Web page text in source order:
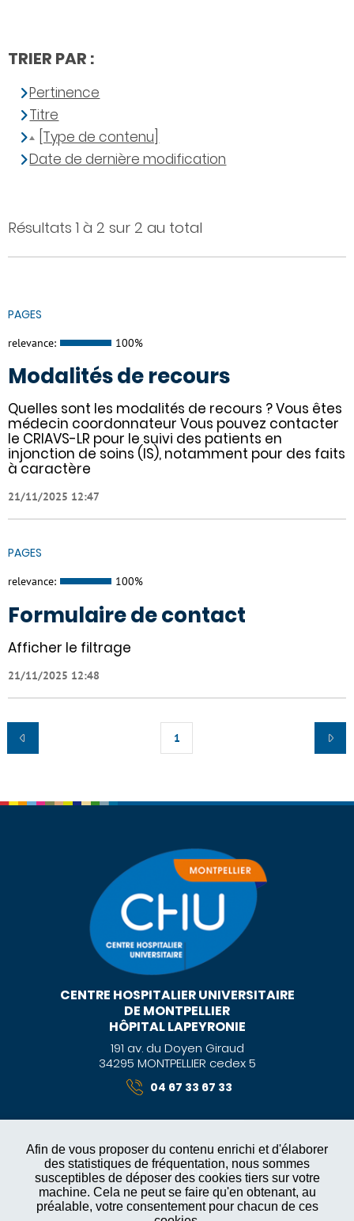
Afin de vous proposer du contenu enrichi et d'élaborer
des statistiques de fréquentation, nous sommes
susceptibles de déposer des cookies tiers sur votre
machine. Cela ne peut se faire qu'en obtenant, au
préalable, votre consentement pour chacun de ces
Résultats 1 à 2 sur 2 au total
PAGES
relevance: 100%
Modalités de recours
Quelles sont les modalités de recours ? Vous êtes
médecin coordonnateur Vous pouvez contacter
le CRIAVS-LR pour le suivi des patients en
injonction de soins (IS), notamment pour des faits
à caractère
21/11/2025 12:47
PAGES
relevance: 100%
Formulaire de contact
Afficher le filtrage
21/11/2025 12:48
1
TRIER PAR :
Pertinence
Titre
[Type de contenu]
Date de dernière modification
CENTRE HOSPITALIER UNIVERSITAIRE
DE MONTPELLIER
HÔPITAL LAPEYRONIE
191 av. du Doyen Giraud
34295 MONTPELLIER cedex 5
04 67 33 67 33
MENTIONS LÉGALES
PLAN DU SITE